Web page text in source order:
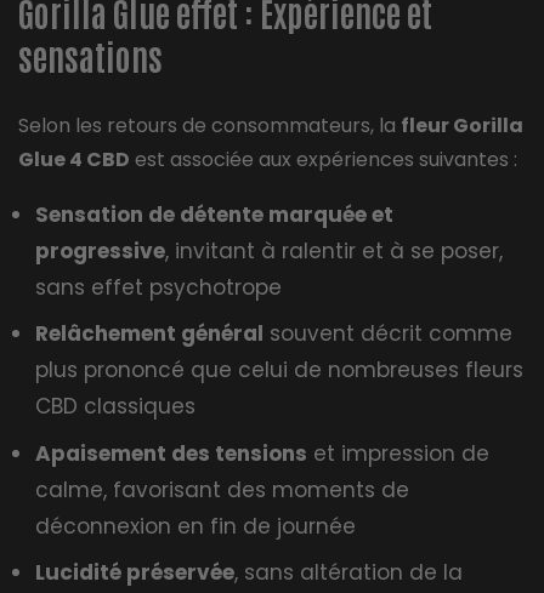
Gorilla Glue effet : Expérience et
sensations
Selon les retours de consommateurs, la fleur Gorilla
Glue 4 CBD est associée aux expériences suivantes :
Sensation de détente marquée et
progressive, invitant à ralentir et à se poser,
sans effet psychotrope
Relâchement général souvent décrit comme
plus prononcé que celui de nombreuses fleurs
CBD classiques
Apaisement des tensions et impression de
calme, favorisant des moments de
déconnexion en fin de journée
Lucidité préservée, sans altération de la